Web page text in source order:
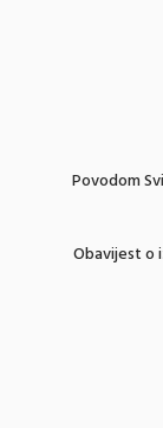
Povodom
Obavijest o